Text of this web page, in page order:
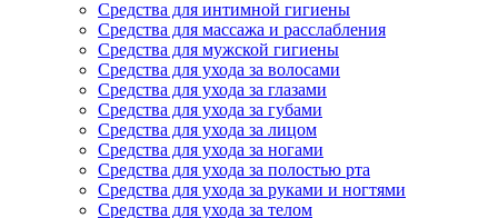
Средства для интимной гигиены
Средства для массажа и расслабления
Средства для мужской гигиены
Средства для ухода за волосами
Средства для ухода за глазами
Средства для ухода за губами
Средства для ухода за лицом
Средства для ухода за ногами
Средства для ухода за полостью рта
Средства для ухода за руками и ногтями
Средства для ухода за телом